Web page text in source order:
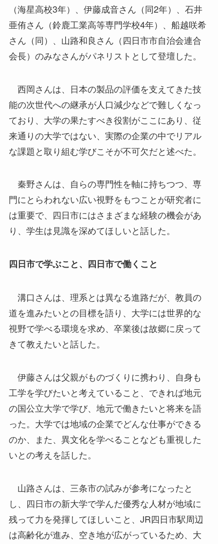
（海星高校3年）、伊藤成音さん（同2年）、石井
亜侑さん（鈴鹿工業高等専門学校4年）、船越咲希
さん（同）、山路和良さん（四日市市自治会連合
会長）のみなさんがパネリストとして登壇した。
西岡さんは、日本の製品の評価を支えてきた技
能の次世代への継承が人口減少などで難しくなっ
ており、大学の果たすべき役割がここにあり、従
来通りの大学ではない、実際の企業の中でリアル
な課題と取り組む学びこそが不可欠だと述べた。
秦野さんは、自らの専門性を軸に持ちつつ、専
門にとらわれない広い視野をもつことが研究者に
は重要で、四日市にはさまざまな経験の機会があ
り、学生は見識を深めてほしいと話した。
四日市で学ぶこと、四日市で働くこと
溝口さんは、理系とは異なる進路だが、教員の
道を進みたいとの目標を語り、大学には世界的な
視野で学べる環境を求め、卒業後は故郷に戻って
きて教えたいと話した。
伊藤さんは父親がものづくりに携わり、自身も
工学を学びたいと考えていること、できれば地元
の国公立大学で学び、地元で働きたいと将来を語
った。大学では地域の企業でどんな仕事ができる
のか、また、異文化を学べることなども重視した
いとの考えを話した。
山路さんは、三条市の試みが参考になったと
し、四日市の新大学で学んだ優秀な人材が地域に
残って力を発揮してほしいこと、JR四日市駅周辺
は高齢化が進み、空き地が広がっているため、大